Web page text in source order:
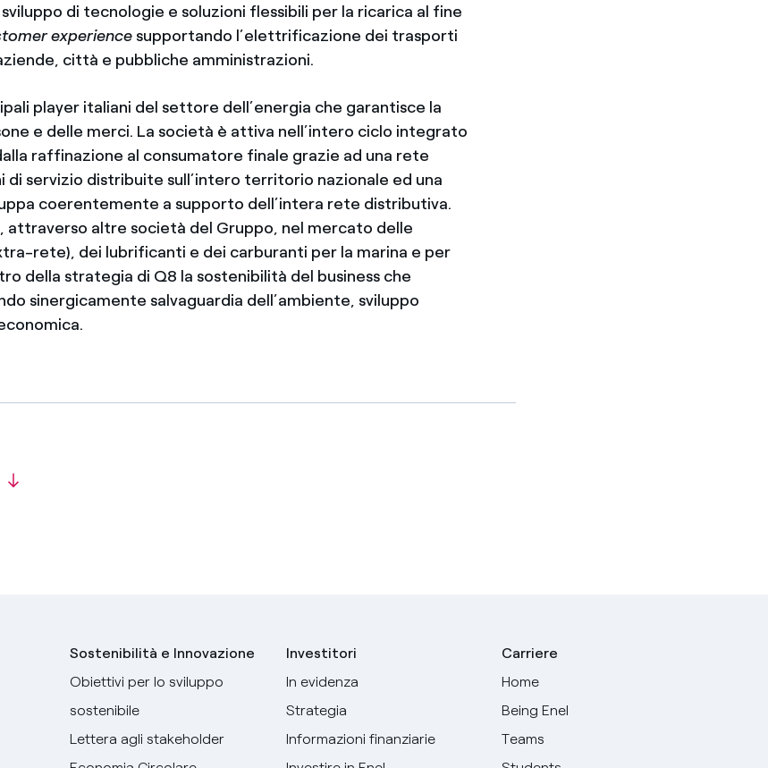
di tecnologie e soluzioni flessibili per la ricarica al fine
experiencesupportando l’elettrificazione dei trasporti
città e pubbliche amministrazioni.
player italiani del settore dell’energia che garantisce la
e delle merci. La società è attiva nell’intero ciclo integrato
raffinazione al consumatore finale grazie ad una rete
di servizio distribuite sull’intero territorio nazionale ed una
coerentemente a supporto dell’intera rete distributiva.
attraverso altre società del Gruppo, nel mercato delle
rete), dei lubrificanti e dei carburanti per la marina e per
della strategia di Q8 la sostenibilità del business che
sinergicamente salvaguardia dell’ambiente, sviluppo
Sostenibilità e Innovazione
Obiettivi per lo sviluppo
sostenibile
Lettera agli stakeholder
Investitori
In evidenza
Strategia
Informazioni finanziarie
Carriere
Home
Being Enel
Teams